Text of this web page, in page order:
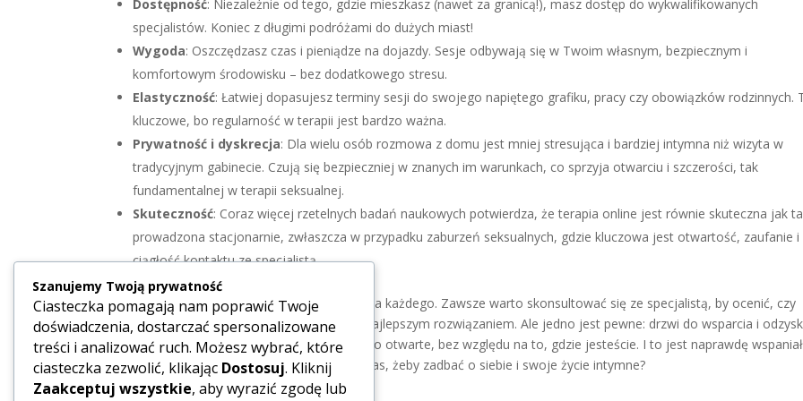
Dostępność: Niezależnie od tego, gdzie mieszkasz (nawet za granicą!), masz dostęp do wykwalifikowanych
specjalistów. Koniec z długimi podróżami do dużych miast!
Wygoda: Oszczędzasz czas i pieniądze na dojazdy. Sesje odbywają się w Twoim własnym, bezpiecznym i
komfortowym środowisku – bez dodatkowego stresu.
Elastyczność: Łatwiej dopasujesz terminy sesji do swojego napiętego grafiku, pracy czy obowiązków rodzinnych.
kluczowe, bo regularność w terapii jest bardzo ważna.
Prywatność i dyskrecja: Dla wielu osób rozmowa z domu jest mniej stresująca i bardziej intymna niż wizyta w
tradycyjnym gabinecie. Czują się bezpieczniej w znanych im warunkach, co sprzyja otwarciu i szczerości, tak
fundamentalnej w terapii seksualnej.
Skuteczność: Coraz więcej rzetelnych badań naukowych potwierdza, że terapia online jest równie skuteczna jak ta
prowadzona stacjonarnie, zwłaszcza w przypadku zaburzeń seksualnych, gdzie kluczowa jest otwartość, zaufanie i
ciągłość kontaktu ze specjalistą.
Oczywiście, nie każda forma pomocy jest dla każdego. Zawsze warto skonsultować się ze specjalistą, by ocenić, czy
pomoc onlinejest w Waszym przypadku najlepszym rozwiązaniem. Ale jedno jest pewne: drzwi do wsparcia i
satysfakcji z życia intymnego są dziś szeroko otwarte, bez względu na to, gdzie jesteście. I to jest naprawdę
prawda? A Ty, jak myślisz, czy to nie jest czas, żeby zadbać o siebie i swoje życie intymne?
Szanujemy Twoją prywatność
Ciasteczka pomagają nam poprawić Twoje
doświadczenia, dostarczać spersonalizowane
treści i analizować ruch. Możesz wybrać, które
ciasteczka zezwolić, klikając Dostosuj. Kliknij
Zaakceptuj wszystkie, aby wyrazić zgodę lub